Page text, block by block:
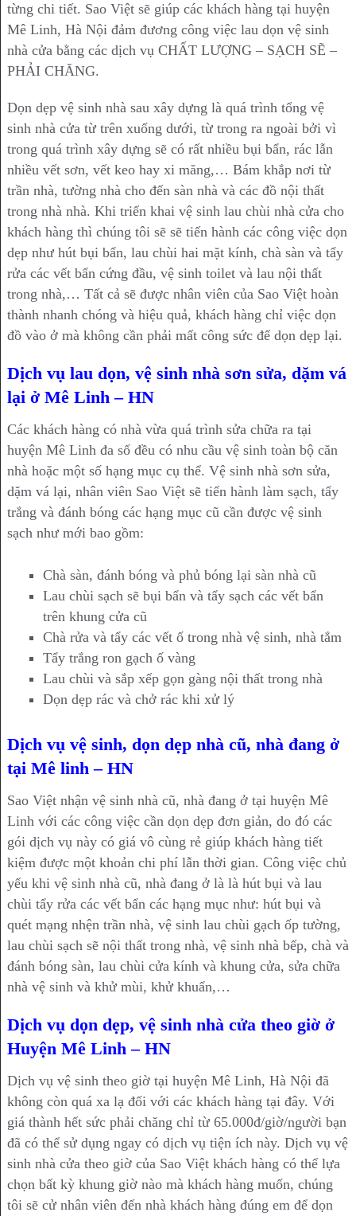
từng chi tiết. Sao Việt sẽ giúp các khách hàng tại huyện
Mê Linh, Hà Nội đảm đương công việc lau dọn vệ sinh
nhà cửa bằng các dịch vụ CHẤT LƯỢNG – SẠCH SẼ –
PHẢI CHĂNG.
Dọn dẹp vệ sinh nhà sau xây dựng là quá trình tổng vệ
sinh nhà cửa từ trên xuống dưới, từ trong ra ngoài bởi vì
trong quá trình xây dựng sẽ có rất nhiều bụi bẩn, rác lẫn
nhiều vết sơn, vết keo hay xi măng,… Bám khắp nơi từ
trần nhà, tường nhà cho đến sàn nhà và các đồ nội thất
trong nhà nhà. Khi triển khai vệ sinh lau chùi nhà cửa cho
khách hàng thì chúng tôi sẽ sẽ tiến hành các công việc dọn
dẹp như hút bụi bẩn, lau chùi hai mặt kính, chà sàn và tẩy
rửa các vết bẩn cứng đầu, vệ sinh toilet và lau nội thất
trong nhà,… Tất cả sẽ được nhân viên của Sao Việt hoàn
thành nhanh chóng và hiệu quả, khách hàng chỉ việc dọn
đồ vào ở mà không cần phải mất công sức để dọn dẹp lại.
Dịch vụ lau dọn, vệ sinh nhà sơn sửa, dặm vá
lại ở Mê Linh – HN
Các khách hàng có nhà vừa quá trình sửa chữa ra tại
huyện Mê Linh đa số đều có nhu cầu vệ sinh toàn bộ căn
nhà hoặc một số hạng mục cụ thể. Vệ sinh nhà sơn sửa,
dặm vá lại, nhân viên Sao Việt sẽ tiến hành làm sạch, tẩy
trắng và đánh bóng các hạng mục cũ cần được vệ sinh
sạch như mới bao gồm:
Chà sàn, đánh bóng và phủ bóng lại sàn nhà cũ
Lau chùi sạch sẽ bụi bẩn và tẩy sạch các vết bẩn
trên khung cửa cũ
Chà rửa và tẩy các vết ố trong nhà vệ sinh, nhà tắm
Tẩy trắng ron gạch ố vàng
Lau chùi và sắp xếp gọn gàng nội thất trong nhà
Dọn dẹp rác và chở rác khi xử lý
Dịch vụ vệ sinh, dọn dẹp nhà cũ, nhà đang ở
tại Mê linh – HN
Sao Việt nhận vệ sinh nhà cũ, nhà đang ở tại huyện Mê
Linh với các công việc cần dọn dẹp đơn giản, do đó các
gói dịch vụ này có giá vô cùng rẻ giúp khách hàng tiết
kiệm được một khoản chi phí lẫn thời gian. Công việc chủ
yếu khi vệ sinh nhà cũ, nhà đang ở là là hút bụi và lau
chùi tẩy rửa các vết bẩn các hạng mục như: hút bụi và
quét mạng nhện trần nhà, vệ sinh lau chùi gạch ốp tường,
lau chùi sạch sẽ nội thất trong nhà, vệ sinh nhà bếp, chà và
đánh bóng sàn, lau chùi cửa kính và khung cửa, sửa chữa
nhà vệ sinh và khử mùi, khử khuẩn,…
Dịch vụ dọn dẹp, vệ sinh nhà cửa theo giờ ở
Huyện Mê Linh – HN
Dịch vụ vệ sinh theo giờ tại huyện Mê Linh, Hà Nội đã
không còn quá xa lạ đối với các khách hàng tại đây. Với
giá thành hết sức phải chăng chỉ từ 65.000đ/giờ/người bạn
đã có thể sử dụng ngay có dịch vụ tiện ích này. Dịch vụ vệ
sinh nhà cửa theo giờ của Sao Việt khách hàng có thể lựa
chọn bất kỳ khung giờ nào mà khách hàng muốn, chúng
tôi sẽ cử nhân viên đến nhà khách hàng đúng em để dọn